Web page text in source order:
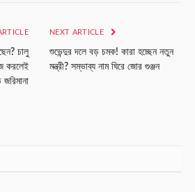
চালু
করলেই
NEXT ARTICLE
শুভেন্দুর দলে বড় চমক! কারা হচ্ছেন নতুন
মন্ত্রী? সম্ভাব্য নাম ঘিরে জোর গুঞ্জন